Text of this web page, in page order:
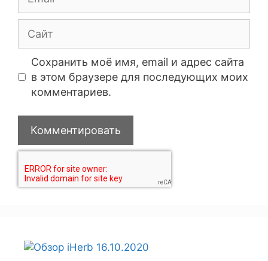
Сохранить моё имя, email и адрес сайта
в этом браузере для последующих моих
комментариев.